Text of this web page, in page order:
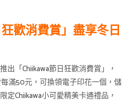
歡消費賞」盡享冬日
出「Chiikawa節日狂歡消費賞」，
滿50元，可換領電子印花一個，儲
定Chiikawa小可愛精美卡通禮品，